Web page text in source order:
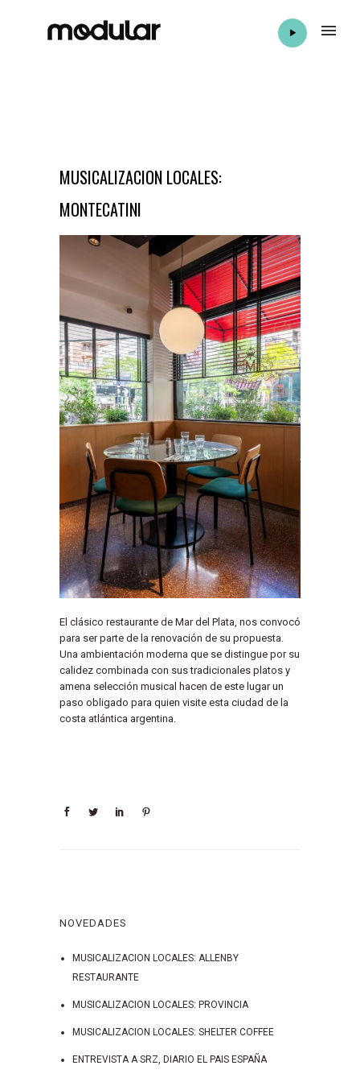
MUSICALIZACION LOCALES:
MONTECATINI
El clásico restaurante de Mar del Plata, nos convocó
para ser parte de la renovación de su propuesta.
Una ambientación moderna que se distingue por su
calidez combinada con sus tradicionales platos y
amena selección musical hacen de este lugar un
paso obligado para quien visite esta ciudad de la
costa atlántica argentina.
NOVEDADES
MUSICALIZACION LOCALES: ALLENBY
RESTAURANTE
MUSICALIZACION LOCALES: PROVINCIA
MUSICALIZACION LOCALES: SHELTER COFFEE
ENTREVISTA A SRZ, DIARIO EL PAIS ESPAÑA